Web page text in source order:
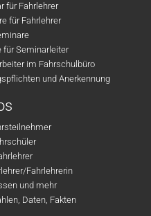
für Fahrlehrer
für Fahrlehrer
für Seminarleiter
im Fahrschulbüro
und Anerkennung
Fahrlehrerin
und mehr
Daten, Fakten